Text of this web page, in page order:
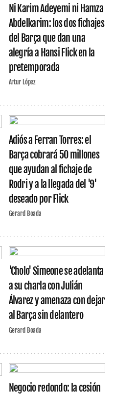
Ni Karim Adeyemi ni Hamza
Abdelkarim: los dos fichajes
del Barça que dan una
alegría a Hansi Flick en la
pretemporada
Artur López
Adiós a Ferran Torres: el
Barça cobrará 50 millones
que ayudan al fichaje de
Rodri y a la llegada del '9'
deseado por Flick
Gerard Boada
'Cholo' Simeone se adelanta
a su charla con Julián
Álvarez y amenaza con dejar
al Barça sin delantero
Gerard Boada
Negocio redondo: la cesión